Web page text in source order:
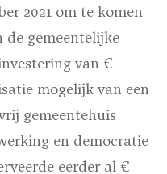
2021 om te komen
gemeentelijke
van €
mogelijk van een
gemeentehuis
en democratie
eerder al €